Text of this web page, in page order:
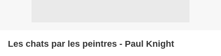
Les chats par les peintres - Paul Knight